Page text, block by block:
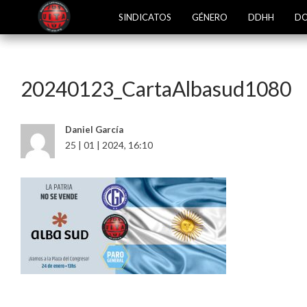
SINDICATOS GÉNERO DDHH
20240123_CartaAlbasud1080
Daniel García
25 | 01 | 2024, 16:10